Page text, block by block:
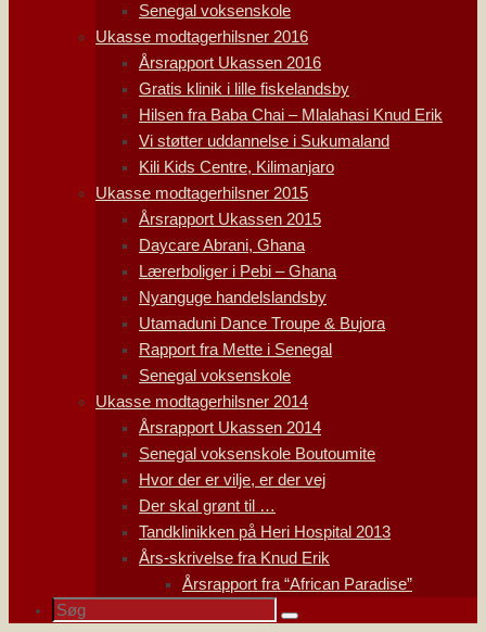
Senegal voksenskole
Ukasse modtagerhilsner 2016
Årsrapport Ukassen 2016
Gratis klinik i lille fiskelandsby
Hilsen fra Baba Chai – Mlalahasi Knud Erik
Vi støtter uddannelse i Sukumaland
Kili Kids Centre, Kilimanjaro
Ukasse modtagerhilsner 2015
Årsrapport Ukassen 2015
Daycare Abrani, Ghana
Lærerboliger i Pebi – Ghana
Nyanguge handelslandsby
Utamaduni Dance Troupe & Bujora
Rapport fra Mette i Senegal
Senegal voksenskole
Ukasse modtagerhilsner 2014
Årsrapport Ukassen 2014
Senegal voksenskole Boutoumite
Hvor der er vilje, er der vej
Der skal grønt til …
Tandklinikken på Heri Hospital 2013
Års-skrivelse fra Knud Erik
Årsrapport fra “African Paradise”
Søg
Søg